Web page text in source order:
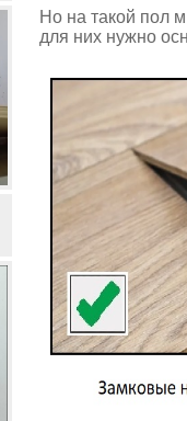
Но на такой пол
для них нужно